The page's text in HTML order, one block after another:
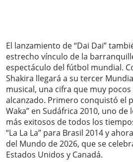
El lanzamiento de “Dai Dai”
estrecho vínculo de la
espectáculo del fútbol mundial.
Shakira llegará a su tercer
musical, una cifra que muy
alcanzado. Primero conquistó el
Waka” en Sudáfrica 2010, uno
más exitosos de todos los
“La La La” para Brasil 2014 y
del Mundo de 2026, que se
Estados Unidos y Canadá.